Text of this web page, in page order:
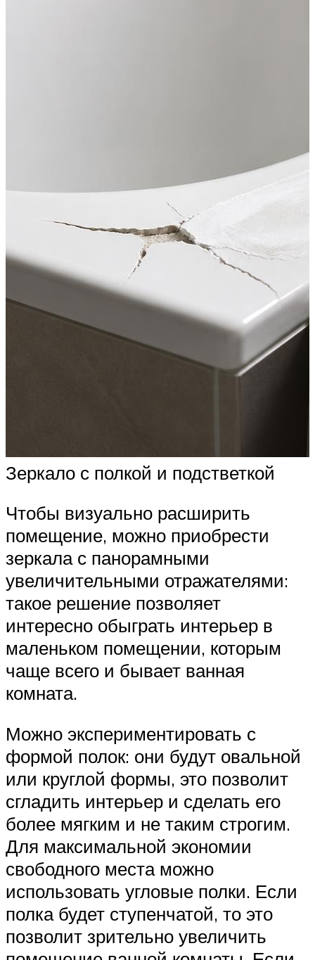
Зеркало с полкой и подстветкой
Чтобы визуально расширить
помещение, можно приобрести
зеркала с панорамными
увеличительными отражателями:
такое решение позволяет
интересно обыграть интерьер в
маленьком помещении, которым
чаще всего и бывает ванная
комната.
Можно экспериментировать с
формой полок: они будут овальной
или круглой формы, это позволит
сгладить интерьер и сделать его
более мягким и не таким строгим.
Для максимальной экономии
свободного места можно
использовать угловые полки. Если
полка будет ступенчатой, то это
позволит зрительно увеличить